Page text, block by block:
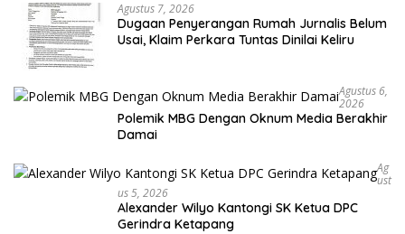
Agustus 7, 2026
Dugaan Penyerangan Rumah Jurnalis Belum
Usai, Klaim Perkara Tuntas Dinilai Keliru
Agustus 6,
2026
Polemik MBG Dengan Oknum Media Berakhir
Damai
Ag
Ust
Us 5, 2026
Alexander Wilyo Kantongi SK Ketua DPC
Gerindra Ketapang